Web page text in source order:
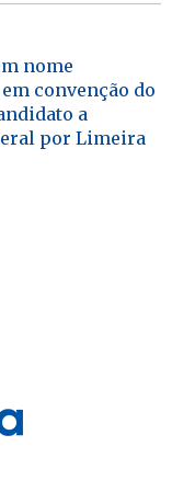
nome
convenção do
a
por Limeira